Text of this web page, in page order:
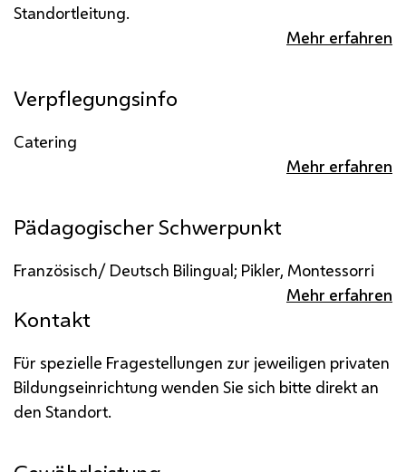
Standortleitung.
Mehr erfahren
Verpflegungsinfo
Catering
Mehr erfahren
Pädagogischer Schwerpunkt
Französisch/ Deutsch Bilingual; Pikler, Montessorri
Mehr erfahren
Kontakt
Für spezielle Fragestellungen zur jeweiligen privaten
Bildungseinrichtung wenden Sie sich bitte direkt an
den Standort.